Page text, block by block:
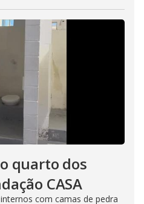
quarto dos
CASA
com camas de pedra